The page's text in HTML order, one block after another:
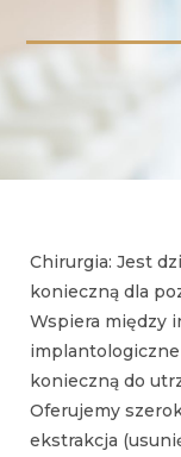
Chirurgia: Jest
konieczną dla
Wspiera między
konieczną do
Oferujemy
ekstrakcja